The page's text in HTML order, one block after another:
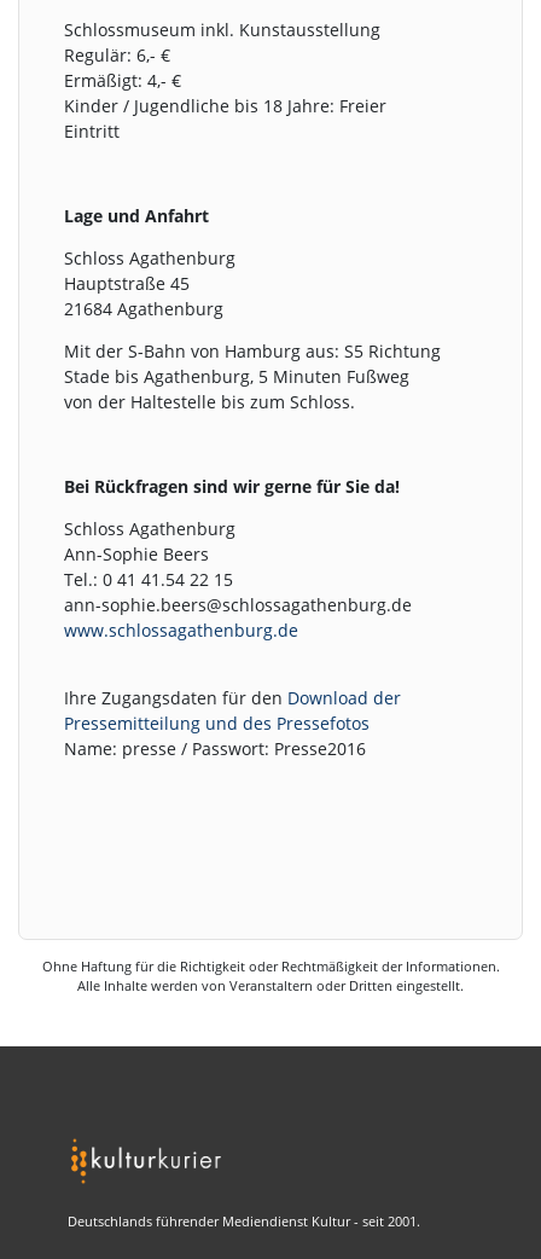
Schlossmuseum inkl. Kunstausstellung
Regulär: 6,- €
Ermäßigt: 4,- €
Kinder / Jugendliche bis 18 Jahre: Freier
Eintritt
Lage und Anfahrt
Schloss Agathenburg
Hauptstraße 45
21684 Agathenburg
Mit der S-Bahn von Hamburg aus: S5 Richtung
Stade bis Agathenburg, 5 Minuten Fußweg
von der Haltestelle bis zum Schloss.
Bei Rückfragen sind wir gerne für Sie da!
Schloss Agathenburg
Ann-Sophie Beers
Tel.: 0 41 41.54 22 15
ann-sophie.beers@schlossagathenburg.de
www.schlossagathenburg.de
Ihre Zugangsdaten für den Download der
Pressemitteilung und des Pressefotos
Name: presse / Passwort: Presse2016
Ohne Haftung für die Richtigkeit oder Rechtmäßigkeit der Informationen.
Alle Inhalte werden von Veranstaltern oder Dritten eingestellt.
Deutschlands führender Mediendienst Kultur - seit 2001.